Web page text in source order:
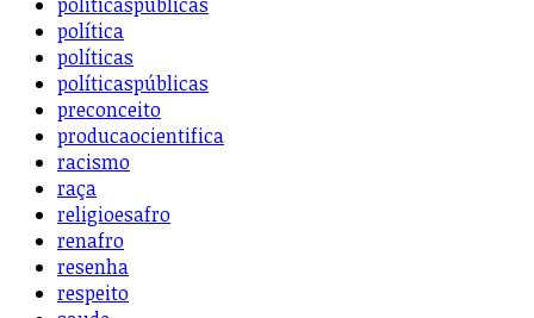
política
políticas
políticaspúblicas
preconceito
producaocientifica
racismo
raça
religioesafro
renafro
resenha
respeito